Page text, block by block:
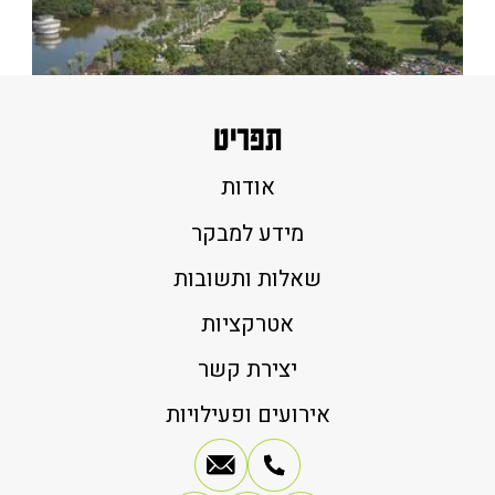
תפריט
אודות
מידע למבקר
שאלות ותשובות
אטרקציות
יצירת קשר
אירועים ופעילויות